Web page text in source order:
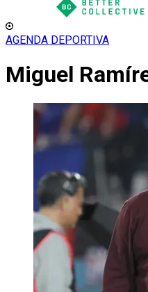
AGENDA DEPORTIVA
Miguel